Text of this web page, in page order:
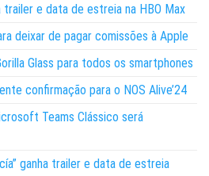
trailer e data de estreia na HBO Max
deixar de pagar comissões à Apple
Glass para todos os smartphones
confirmação para o NOS Alive’24
Teams Clássico será
ganha trailer e data de estreia